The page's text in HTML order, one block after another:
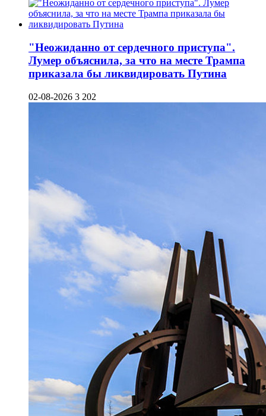
"Неожиданно от сердечного приступа".
Лумер объяснила, за что на месте Трампа
приказала бы ликвидировать Путина
02-08-2026 3 202